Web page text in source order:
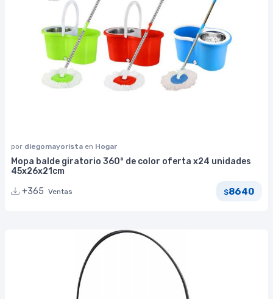
por diegomayorista en Hogar
Mopa balde giratorio 360° de color oferta x24 unidades
45x26x21cm
+365 Ventas $8640